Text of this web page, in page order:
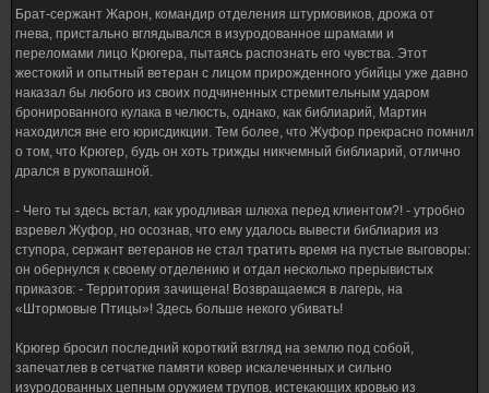
Брат-сержант Жарон, командир отделения штурмовиков, дрожа от
гнева, пристально вглядывался в изуродованное шрамами и
переломами лицо Крюгера, пытаясь распознать его чувства. Этот
жестокий и опытный ветеран с лицом прирожденного убийцы уже давно
наказал бы любого из своих подчиненных стремительным ударом
бронированного кулака в челюсть, однако, как библиарий, Мартин
находился вне его юрисдикции. Тем более, что Жуфор прекрасно помнил
о том, что Крюгер, будь он хоть трижды никчемный библиарий, отлично
дрался в рукопашной.
- Чего ты здесь встал, как уродливая шлюха перед клиентом?! - утробно
взревел Жуфор, но осознав, что ему удалось вывести библиария из
ступора, сержант ветеранов не стал тратить время на пустые выговоры:
он обернулся к своему отделению и отдал несколько прерывистых
приказов: - Территория зачищена! Возвращаемся в лагерь, на
«Штормовые Птицы»! Здесь больше некого убивать!
Крюгер бросил последний короткий взгляд на землю под собой,
запечатлев в сетчатке памяти ковер искалеченных и сильно
изуродованных цепным оружием трупов, истекающих кровью из